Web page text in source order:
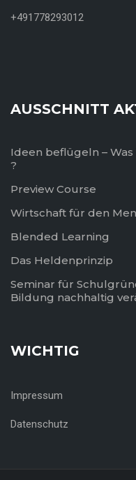
+491778293012
AUSSCHNITT
Ideen beflügeln –
?
Preview Course
Wirtschaft für den
Blended Learning
Das Heldenprinzip
Seminar für
Bildung nachhaltig
WICHTIG
Impressum
Datenschutz